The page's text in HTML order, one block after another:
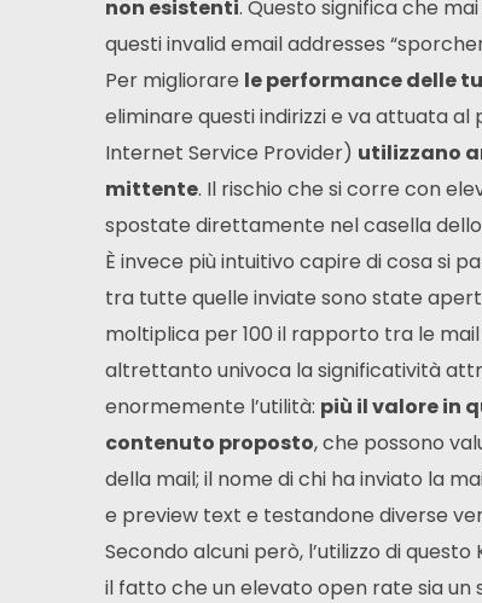
non esistenti. Questo significa che
questi invalid email addresses
Per migliorare le performance delle
eliminare questi indirizzi e va attuata
Internet Service Provider) utilizzano
mittente. Il rischio che si corre con
spostate direttamente nel casella
È invece più intuitivo capire di cosa si
tra tutte quelle inviate sono state
moltiplica per 100 il rapporto tra le
altrettanto univoca la significatività
enormemente l’utilità: più il valore in
contenuto proposto, che possono
della mail; il nome di chi ha inviato la
e preview text e testandone diverse
Secondo alcuni però, l’utilizzo di
il fatto che un elevato open rate sia